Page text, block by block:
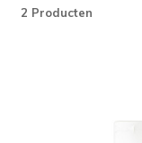
2 Producten